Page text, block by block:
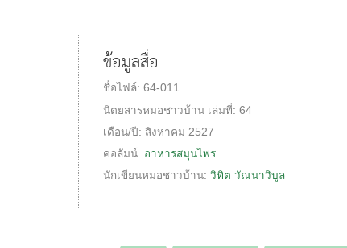
ข้อมูลสื่อ
ชื่อไฟล์: 64-011
นิตยสารหมอชาวบ้าน เล่มที่: 64
เดือน/ปี: สิงหาคม 2527
คอลัมน์: อาหารสมุนไพร
นักเขียนหมอชาวบ้าน: วิทิต วัณนาวิบูล